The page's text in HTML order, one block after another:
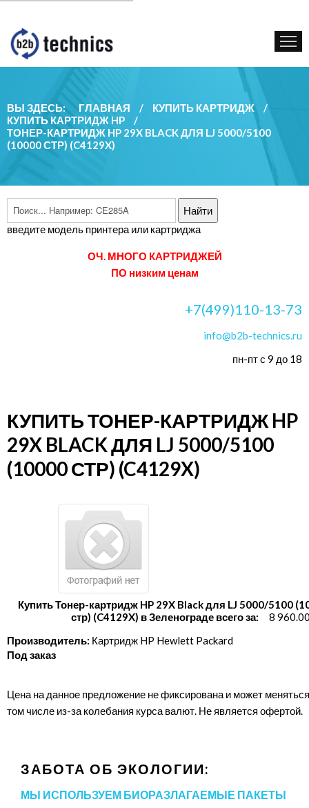
КУПИТЬ КАРТРИДЖ
ГОС. УЧРЕЖДЕНИЯМ
КОНТАКТЫ
ВЫ ЗДЕСЬ: ГЛАВНАЯ / КУПИТЬ КАРТРИДЖ
/
КУПИТЬ КАРТРИДЖ HP
/
ТОНЕР-КАРТРИДЖ HP 29X BLACK ДЛЯ LJ 5000/5100
(10000 СТР) (C4129X)
введите модель принтера или картриджа
ОЧ. МНОГО КАРТРИДЖЕЙ
ПО низким ценам
+7(499)110-13-73
info@b2b-technics.ru
пн-пт с 9 до 18
КУПИТЬ ТОНЕР-КАРТРИДЖ HP
29X BLACK ДЛЯ LJ 5000/5100
(10000 СТР) (C4129X)
Купить Тонер-картридж HP 29X Black для LJ 5000/5100
стр) (C4129X) в Зеленограде всего за:
8
Производитель: Картридж HP Hewlett Packard
Под заказ
Цена на данное предложение не фиксирована и может
том числе из-за колебания курса валют. Не является офертой.
ЗАБОТА ОБ ЭКОЛОГИИ:
МЫ ИСПОЛЬЗУЕМ БИОРАЗЛАГАЕМЫЕ ПАКЕТЫ